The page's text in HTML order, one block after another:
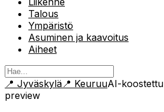
Talous
Ympäristö
Asuminen ja kaavoitus
Aiheet
📍 Jyväskylä 📍 KeuruuAI-koostettu
preview